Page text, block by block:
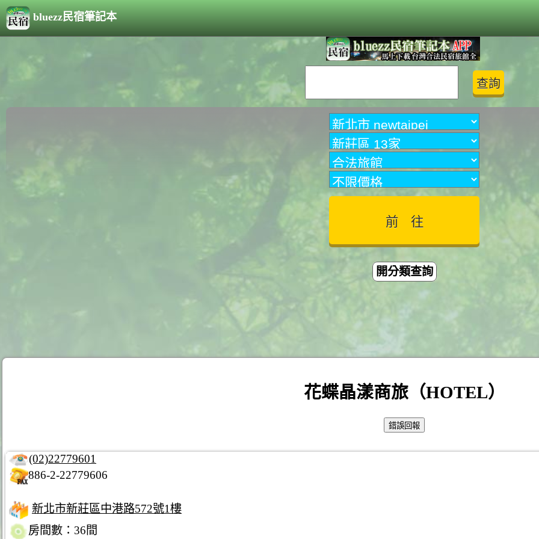
bluezz民宿筆記本
開分類查詢
花蝶晶漾商旅（HOTEL）
(02)22779601
886-2-22779606
新北市新莊區中港路572號1樓
房間數：36間